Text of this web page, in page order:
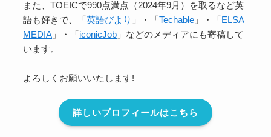
また、TOEICで990点満点（2024年9月）を取るなど英
語も好きで、「英語びより 」・「Techable 」・「ELSA
MEDIA 」・「iconicJob 」などのメディアにも寄稿して
います。
よろしくお願いいたします!
詳しいプロフィールはこちら